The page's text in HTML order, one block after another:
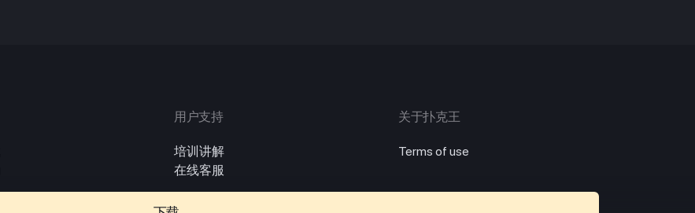
用户支持
培训讲解
在线客服
关于扑克王
Terms of use